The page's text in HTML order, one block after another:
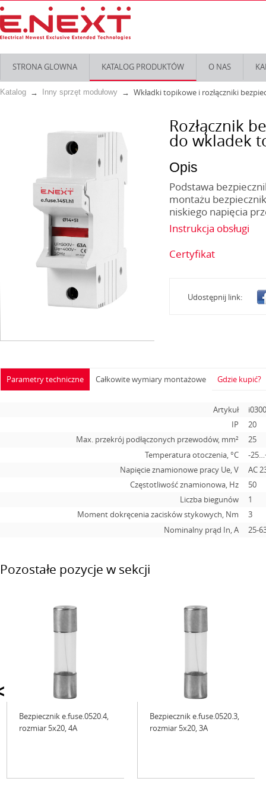
STRONA GLOWNA KATALOG PRODUKTÓW O NAS
Katalog Inny sprzęt modułowy Wkładki topikowe i rozłączniki
Rozłącznik
do wkladek
Opis
Podstawa
montażu
niskiego napięcia
Instrukcja obsługi
Certyfikat
Udostępnij link:
Parametry techniczne
Artykuł
IP
20
Max. przekrój podłączonych przewodów, mm²
25
Temperatura otoczenia, °С
-
Napięcie znamionowe pracy Ue, V
AC
Częstotliwość znamionowa, Hz
50
Liczba biegunów
1
Moment dokręcenia zacisków stykowych, Nm
3
Nominalny prąd In, А
25-
Całkowite wymiary montażowe Gdzie kupić?
Pozostałe pozycje w sekcji
Bezpiecznik e.fuse.0520.4,
rozmiar 5х20, 4А
Bezpiecznik e.fuse.0520.3,
rozmiar 5х20, 3А